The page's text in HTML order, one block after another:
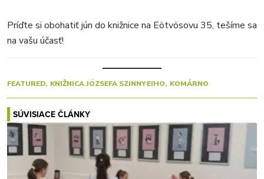
Príďte si obohatiť jún do knižnice na Eötvösovu 35, tešíme sa
na vašu účasť!
FEATURED KNIŽNICA JÓZSEFA SZINNYEIHO KOMÁRNO
SÚVISIACE ČLÁNKY